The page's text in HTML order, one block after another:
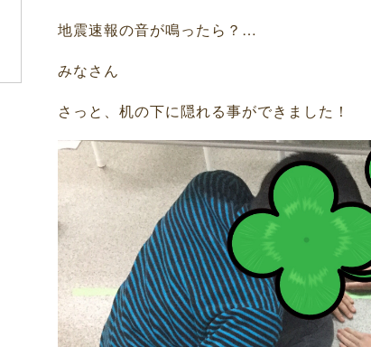
地震速報の音が鳴ったら？…
みなさん
さっと、机の下に隠れる事ができました！